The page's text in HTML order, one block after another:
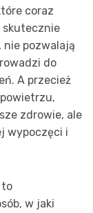
coraz
skutecznie
pozwalają
do
A przecież
zdrowie, ale
wypoczęci i
to
w jaki